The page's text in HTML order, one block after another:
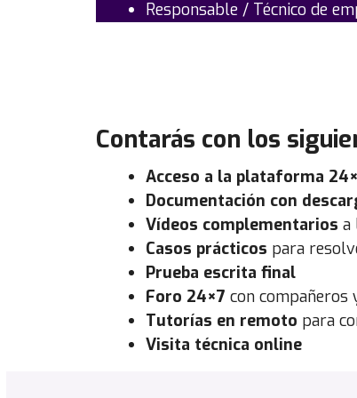
Responsable / Técnico de
Contarás con los
Acceso a la plataforma
Documentación con
Vídeos complementarios a
Casos prácticos para
Prueba escrita final
Foro 24×7 con
Tutorías en remoto para
Visita técnica online